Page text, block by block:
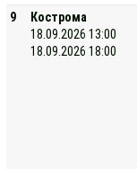
9
Кострома
18.09.2026 13:00
18.09.2026 18:00